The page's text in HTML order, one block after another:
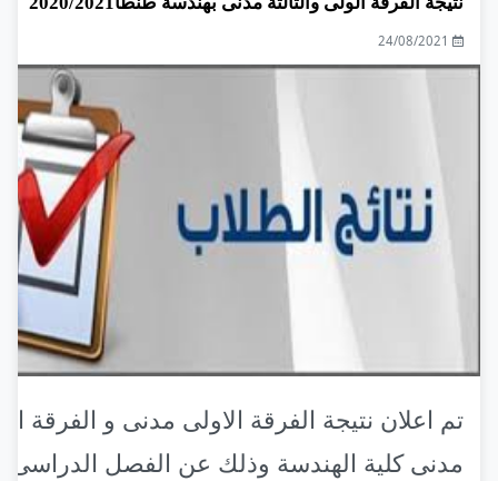
24/08/2021
تم اعلان نتيجة الفرقة الاولى مدنى و الفرقة
مدنى كلية الهندسة وذلك عن الفصل الدراسى